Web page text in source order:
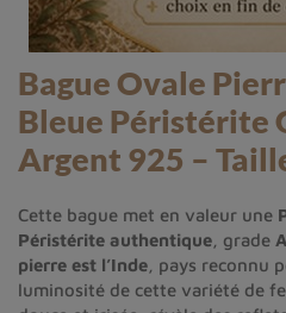
Bague Ovale
Bleue Péristérite
Argent 925 –
Cette bague met en valeur une
Péristérite authentique , grade
pierre est l’Inde , pays reconnu
luminosité de cette variété de